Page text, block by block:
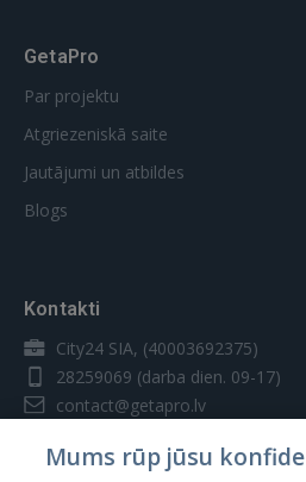
GetaPro
Par projektu
Atgriezeniskā saite
Jautājumi un atbildes
Blogs
Kontakti
City24 SIA, (40003692375)
28259069 (darba dien. 09-17)
contact@getapro.lv
Mums rūp jūsu